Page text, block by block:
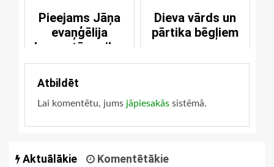
Pieejams Jāņa
evaņģēlija
komentāru pilns
grāmatu
komplekts
Dieva vārds un
pārtika bēgļiem
Atbildēt
Lai komentētu, jums jāpiesakās sistēmā.
Aktuālākie Komentētākie